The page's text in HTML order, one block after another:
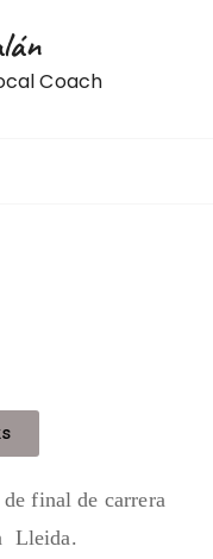
Coach
final de carrera
Lleida.